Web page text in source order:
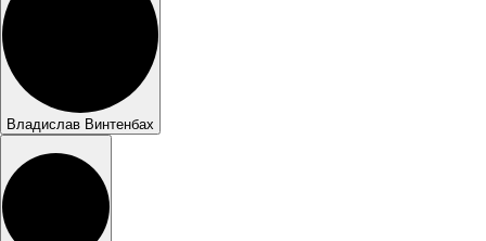
Владислав Винтенбах